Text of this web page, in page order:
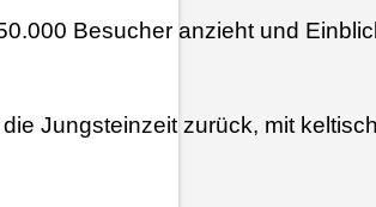
Besucher anzieht und
Jungsteinzeit zurück, mit